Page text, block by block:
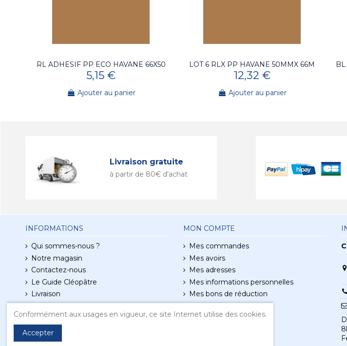
RL ADHESIF PP ECO HAVANE 66X50
5,15 €
Ajouter au panier
LOT 6 RLX PP HAVANE 50MMX 66M
12,32 €
Ajouter au panier
BL
Livraison gratuite
à partir de 80€ d'achat
INFORMATIONS
Qui sommes-nous ?
Notre magasin
Contactez-nous
Le Guide Cléopâtre
Livraison
Conditions d'utilisation
Mentions légales
MON COMPTE
Mes commandes
Mes avoirs
Mes adresses
Mes informations personnelles
Mes bons de réduction
Conformément aux usages en vigueur, ce site Internet utilise des cookies.
Accepter